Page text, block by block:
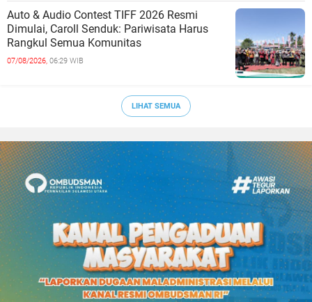
Auto & Audio Contest TIFF 2026 Resmi
Dimulai, Caroll Senduk: Pariwisata Harus
Rangkul Semua Komunitas
07/08/2026, 06:29 WIB
LIHAT SEMUA